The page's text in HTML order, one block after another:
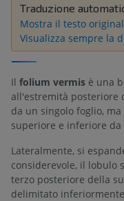
Traduzione
Mostra il testo
Visualizza sempre la
Il folium vermis è una
all'estremità posteriore
da un singolo foglio,
superiore e inferiore da
Lateralmente, si
considerevole, il lobulo
terzo posteriore della
delimitato